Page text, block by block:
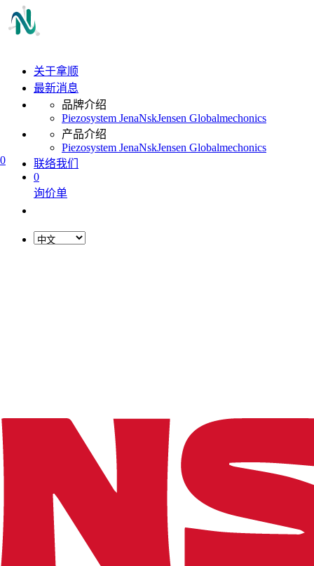
0
关于拿顺
最新消息
品牌介绍
Piezosystem JenaNskJensen Globalmechonics
产品介绍
Piezosystem JenaNskJensen Globalmechonics
联络我们
0
询价单